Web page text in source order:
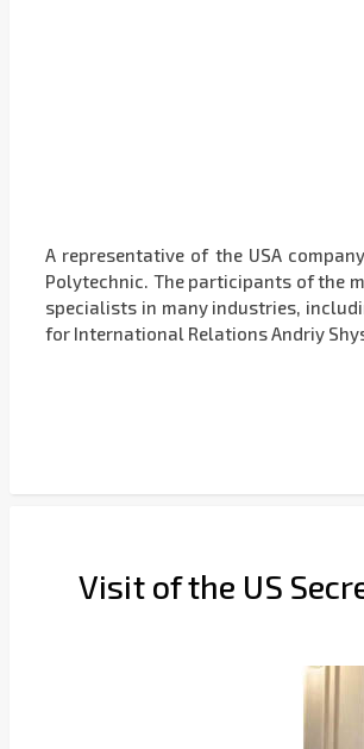
A representative of the USA
Polytechnic. The participants of the
specialists in many industries,
for International Relations Andriy
Visit of the US